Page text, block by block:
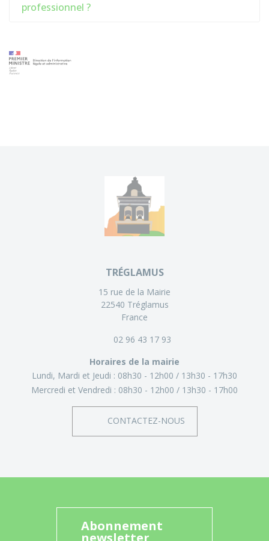
professionnel ?
TRÉGLAMUS
15 rue de la Mairie
22540 Tréglamus
France
02 96 43 17 93
Horaires de la mairie
Lundi, Mardi et Jeudi : 08h30 - 12h00
13h30 - 17h30
Mercredi et Vendredi : 08h30 - 12h00 13h30 - 17h00
CONTACTEZ-NOUS
Abonnement
newsletter